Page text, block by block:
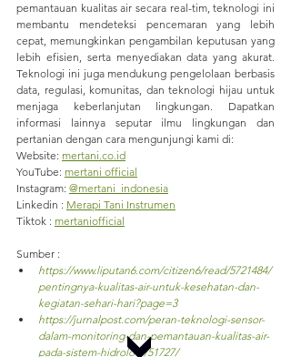
pemantauan kualitas air secara real-tim, teknologi ini
membantu mendeteksi pencemaran yang lebih
cepat, memungkinkan pengambilan keputusan yang
lebih efisien, serta menyediakan data yang akurat.
Teknologi ini juga mendukung pengelolaan berbasis
data, regulasi, komunitas, dan teknologi hijau untuk
menjaga keberlanjutan lingkungan. Dapatkan
informasi lainnya seputar ilmu lingkungan dan
pertanian dengan cara mengunjungi kami di:
Website: mertani.co.id
YouTube: mertani official
Instagram: @mertani_indonesia
Linkedin : Merapi Tani Instrumen
Tiktok : mertaniofficial
Sumber :
https://www.liputan6.com/citizen6/read/5721484/
pentingnya-kualitas-air-untuk-kesehatan-dan-
kegiatan-sehari-hari?page=3
https://jurnalpost.com/peran-teknologi-sensor-
dalam-monitoring-dan-pemantauan-kualitas-air-
pada-sistem-hidrologi/51727/